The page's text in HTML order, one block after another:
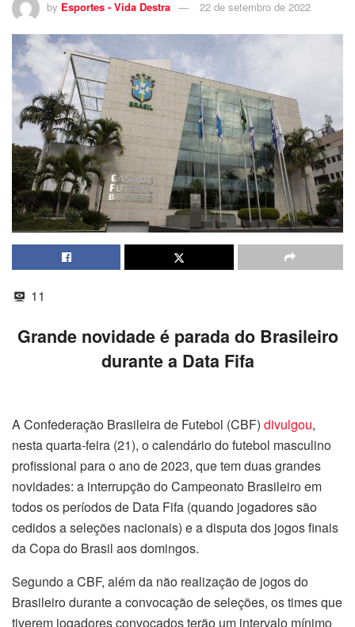
by Esportes - Vida Destra 22 de setembro de 2022
11
Grande novidade é parada do Brasileiro
durante a Data Fifa
A Confederação Brasileira de Futebol (CBF) divulgou,
nesta quarta-feira (21), o calendário do futebol masculino
profissional para o ano de 2023, que tem duas grandes
novidades: a interrupção do Campeonato Brasileiro em
todos os períodos de Data Fifa (quando jogadores são
cedidos a seleções nacionais) e a disputa dos jogos finais
da Copa do Brasil aos domingos.
Segundo a CBF, além da não realização de jogos do
Brasileiro durante a convocação de seleções, os times que
tiverem jogadores convocados terão um intervalo mínimo